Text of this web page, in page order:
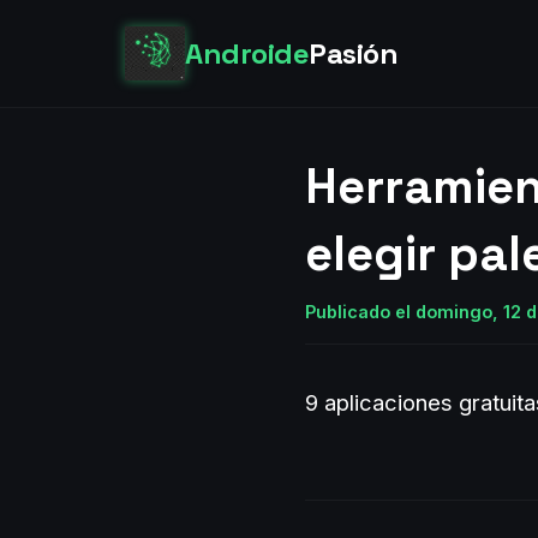
AndroidePasión
elegir
Publicado el domingo, 12
9 aplicaciones